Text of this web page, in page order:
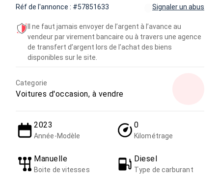
Réf de l'annonce : #57851633 Signaler un abus
Il ne faut jamais envoyer de l’argent à l’avance au
vendeur par virement bancaire ou à travers une agence
de transfert d’argent lors de l’achat des biens
disponibles sur le site.
Categorie
Voitures d'occasion, à vendre
2023
Année-Modèle
0
Kilométrage
Manuelle
Boite de vitesses
Diesel
Type de carburant